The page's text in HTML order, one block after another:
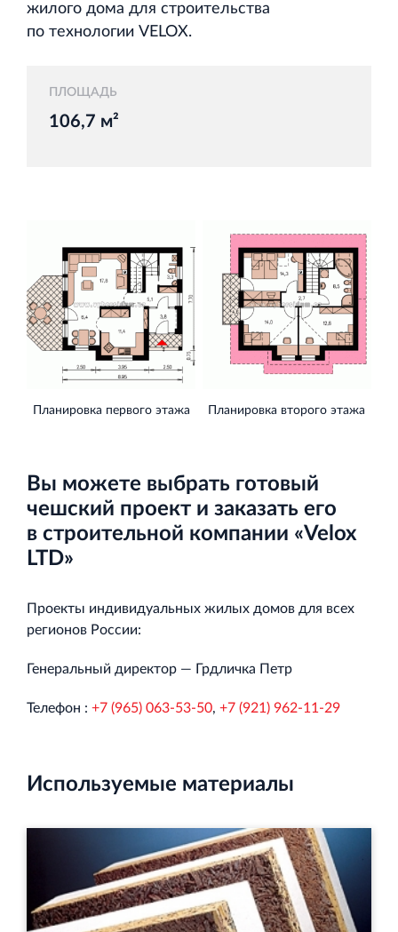
Научно‐исследовательский институт
ЛЕННИИПРОЕКТ
Проектный институт по жилищно‐гражданскому
Торговый комплекс НОРД в Кингисеппе
Современный торговый комплекс в центре города
Кингисепп
Многофункцинальный испытательный комплекс
Кингисеппе
Кингисепп
жилого дома для строительства
по технологии VELOX.
ПЛОЩАДЬ
106,7 м²
Планировка первого этажа Планировка второго этажа
Вы можете выбрать готовый
чешский проект и заказать его
в строительной компании «Velox
LTD»
Проекты индивидуальных жилых домов для всех
регионов России:
Генеральный директор — Грдличка Петр
Телефон : +7 (965) 063-53-50, +7 (921) 962-11-29
Используемые материалы